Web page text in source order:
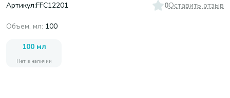
Артикул:FFC12201 0Оставить отзыв
Объем, мл: 100
100 мл
Нет в наличии